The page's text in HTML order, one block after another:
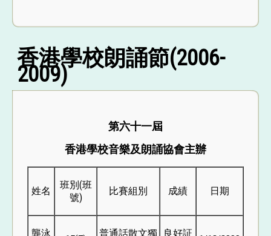
香港學校朗誦節(2006-
2009)
第六十一屆
香港學校音樂及朗誦協會主辦
姓名
班別(班
號)
比賽組別 成績 日期
龔泳
普通話散文獨
良好証